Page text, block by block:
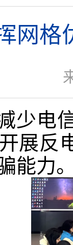
网格
少电
展反
能力